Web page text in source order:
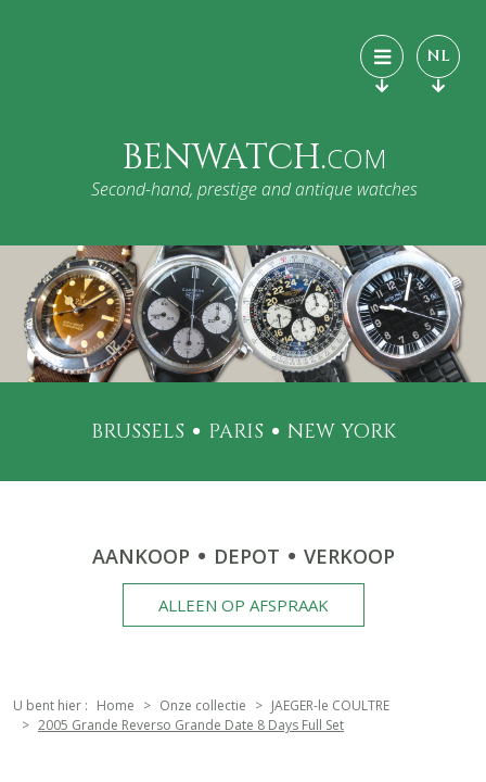
NL
BENWATCH.COM
Second-hand, prestige and antique watches
BRUSSELS PARIS NEW YORK
AANKOOP DEPOT VERKOOP
ALLEEN OP AFSPRAAK
U bent hier : Home Onze collectie
JAEGER-le COULTRE
2005 Grande Reverso Grande Date 8 Days Full Set